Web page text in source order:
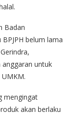
Badan
belum lama
untuk
mengingat
akan berlaku